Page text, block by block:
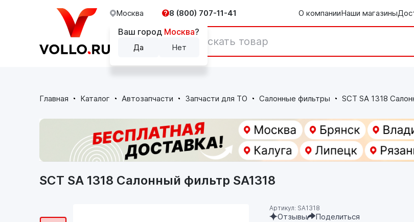
Москва
Ваш город Москва?
Да Нет
8 (800) 707-11-41 О компанииНаши магазины
Каталог
Главная Каталог Автозапчасти Запчасти для ТО Салонные фильтры SCT SA 1318
SCT SA 1318 Салонный фильтр SA1318
Артикул: SA1318
Отзывы Поделиться